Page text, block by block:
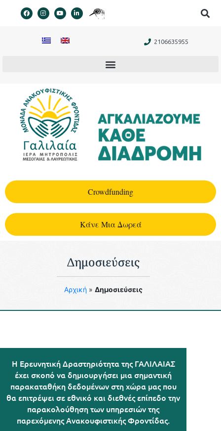
περιεχόμενο
2106635955
Crowdfunding
Kάνε Μια Δωρεά
Δημοσιεύσεις
Aρχική» Δημοσιεύσεις
Η Ερευνητική Δραστηριότητα της ΓΑΛΙΛΑΙΑΣ
έχει σκοπό να δημιουργήσει μια σημαντική
παρακαταθήκη δεδομένων στη χώρα μας που
θα επιτρέψει σε εθνικό και διεθνές επίπεδο την
παρακολούθηση των υπηρεσιών της
παρεχόμενης Ανακουφιστικής Φροντίδας.